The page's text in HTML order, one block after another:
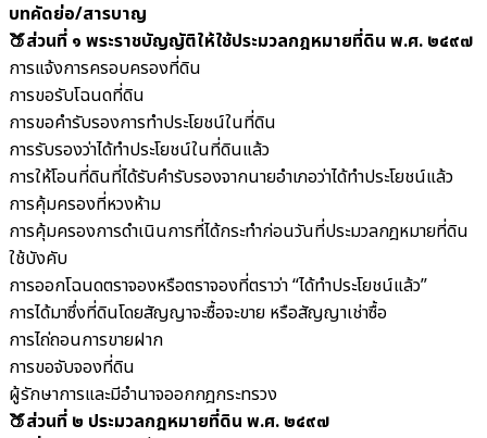
บทคัดย่อ/สารบาญ
🍑ส่วนที่ ๑ พระราชบัญญัติให้ใช้ประมวลกฎหมายที่ดิน พ.ศ. ๒๔๙๗
การแจ้งการครอบครองที่ดิน
การขอรับโฉนดที่ดิน
การขอคำรับรองการทำประโยชน์ในที่ดิน
การรับรองว่าได้ทำประโยชน์ในที่ดินแล้ว
การให้โอนที่ดินที่ได้รับคำรับรองจากนายอำเภอว่าได้ทำประโยชน์แล้ว
การคุ้มครองที่หวงห้าม
การคุ้มครองการดำเนินการที่ได้กระทำก่อนวันที่ประมวลกฎหมายที่ดิน
ใช้บังคับ
การออกโฉนดตราจองหรือตราจองที่ตราว่า “ได้ทำประโยชน์แล้ว”
การได้มาซึ่งที่ดินโดยสัญญาจะซื้อจะขาย หรือสัญญาเช่าซื้อ
การไถ่ถอนการขายฝาก
การขอจับจองที่ดิน
ผู้รักษาการและมีอำนาจออกกฎกระทรวง
🍑ส่วนที่ ๒ ประมวลกฎหมายที่ดิน พ.ศ. ๒๔๙๗